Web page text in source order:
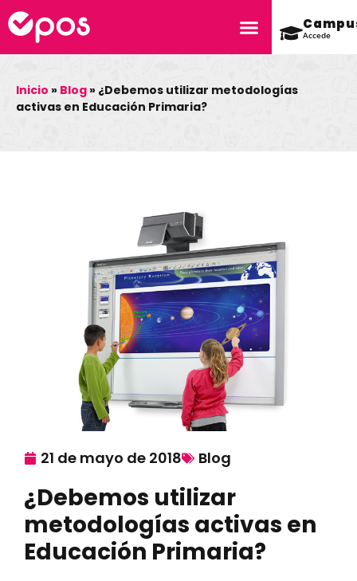
Accede
Inicio » Blog » ¿Debemos utilizar metodologías
activas en Educación Primaria?
21 de mayo de 2018 Blog
¿Debemos utilizar
metodologías activas en
Educación Primaria?